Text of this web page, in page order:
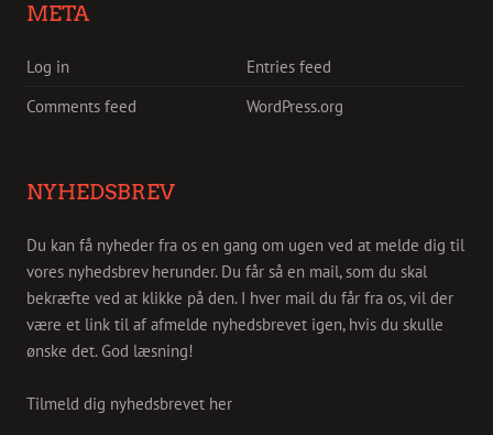
META
Log in
Entries feed
Comments feed
WordPress.org
NYHEDSBREV
Du kan få nyheder fra os en gang om ugen ved at melde dig til
vores nyhedsbrev herunder. Du får så en mail, som du skal
bekræfte ved at klikke på den. I hver mail du får fra os, vil der
være et link til af afmelde nyhedsbrevet igen, hvis du skulle
ønske det. God læsning!
Tilmeld dig nyhedsbrevet her